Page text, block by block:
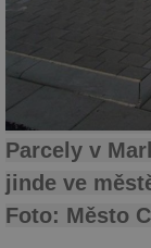
Parcely v
jinde ve
Foto: Město